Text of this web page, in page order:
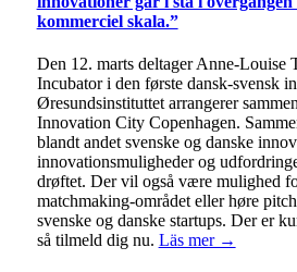
kommerciel skala.”
Den 12. marts deltager Anne-Louise
Incubator i den første dansk-svensk
Øresundsinstituttet arrangerer
Innovation City Copenhagen.
blandt andet svenske og danske
innovationsmuligheder og
drøftet. Der vil også være mulighed
matchmaking-området eller høre
svenske og danske startups. Der er
så tilmeld dig nu. Läs mer →